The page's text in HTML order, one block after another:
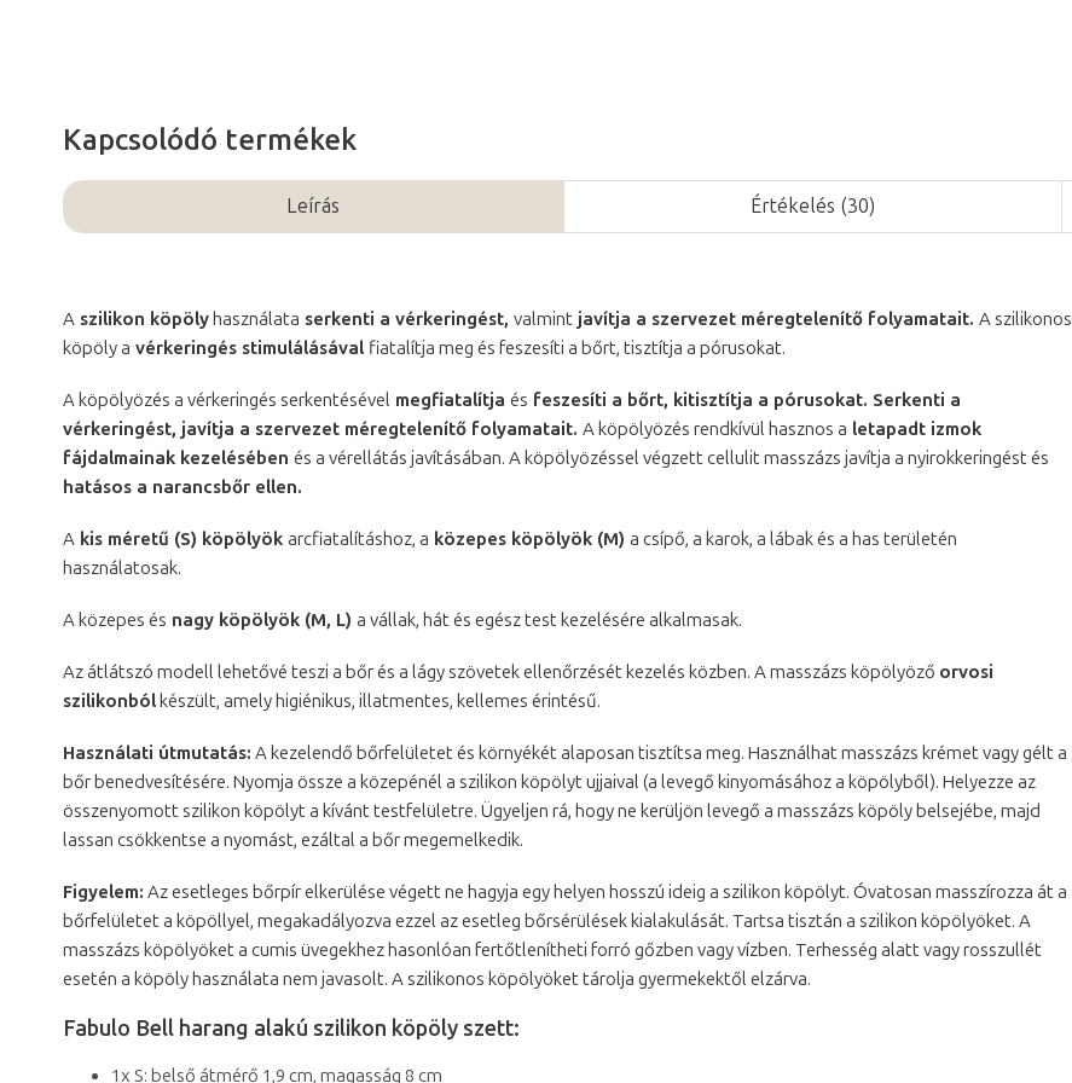
Kapcsolódó termékek
Leírás Értékelés (30)
A szilikon köpöly használata serkenti a vérkeringést, valmint javítja a szervezet méregtelenítő folyamatait. A szilikonos
köpöly a vérkeringés stimulálásával fiatalítja meg és feszesíti a bőrt, tisztítja a pórusokat.
A köpölyözés a vérkeringés serkentésével megfiatalítja és feszesíti a bőrt, kitisztítja a pórusokat. Serkenti a
vérkeringést, javítja a szervezet méregtelenítő folyamatait. A köpölyözés rendkívül hasznos a letapadt izmok
fájdalmainak kezelésében és a vérellátás javításában. A köpölyözéssel végzett cellulit masszázs javítja a nyirokkeringést és
hatásos a narancsbőr ellen.
A kis méretű (S) köpölyök arcfiatalításhoz, a közepes köpölyök (M) a csípő, a karok, a lábak és a has területén
használatosak.
A közepes és nagy köpölyök (M, L) a vállak, hát és egész test kezelésére alkalmasak.
Az átlátszó modell lehetővé teszi a bőr és a lágy szövetek ellenőrzését kezelés közben. A masszázs köpölyöző orvosi
szilikonból készült, amely higiénikus, illatmentes, kellemes érintésű.
Használati útmutatás: A kezelendő bőrfelületet és környékét alaposan tisztítsa meg. Használhat masszázs krémet vagy gélt a
bőr benedvesítésére. Nyomja össze a közepénél a szilikon köpölyt ujjaival (a levegő kinyomásához a köpölyből). Helyezze az
összenyomott szilikon köpölyt a kívánt testfelületre. Ügyeljen rá, hogy ne kerüljön levegő a masszázs köpöly belsejébe, majd
lassan csökkentse a nyomást, ezáltal a bőr megemelkedik.
Figyelem: Az esetleges bőrpír elkerülése végett ne hagyja egy helyen hosszú ideig a szilikon köpölyt. Óvatosan masszírozza át a
bőrfelületet a köpöllyel, megakadályozva ezzel az esetleg bőrsérülések kialakulását. Tartsa tisztán a szilikon köpölyöket. A
masszázs köpölyöket a cumis üvegekhez hasonlóan fertőtlenítheti forró gőzben vagy vízben. Terhesség alatt vagy rosszullét
esetén a köpöly használata nem javasolt. A szilikonos köpölyöket tárolja gyermekektől elzárva.
Fabulo Bell harang alakú szilikon köpöly szett:
1x S: belső átmérő 1,9 cm, magasság 8 cm